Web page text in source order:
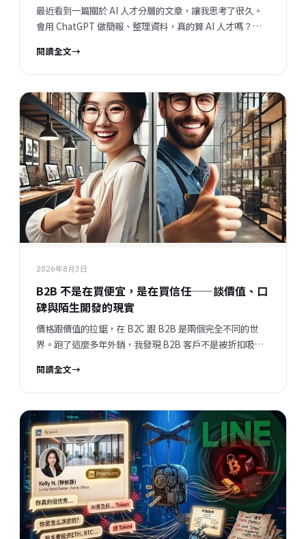
最近看到一篇關於 AI 人才分層的文章，讓我思考了很久。
會用 ChatGPT 做簡報、整理資料，真的算 AI 人才嗎？我覺
快，企業與員工之間的關係，會往哪個方向走？
閱讀全文→
2026年8月3日
B2B 不是在買便宜，是在買信任——談價值、口
碑與陌生開發的現實
價格跟價值的拉鋸，在 B2C 跟 B2B 是兩個完全不同的世
界。跑了這麼多年外銷，我發現 B2B 客戶不是被折扣吸引
有一件事正在改變——陌生開發的成功率在提升，這代表什
麼？
閱讀全文→